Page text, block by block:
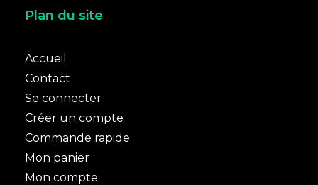
Plan du site
Accueil
Contact
Se connecter
Créer un compte
Commande rapide
Mon panier
Mon compte